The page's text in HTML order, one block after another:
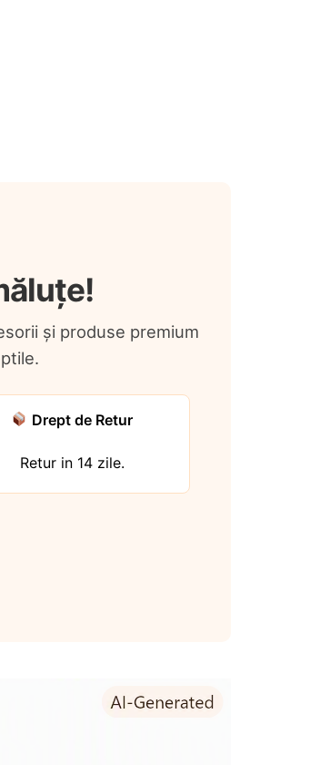
și produse premium
Drept de Retur
Retur in 14 zile.